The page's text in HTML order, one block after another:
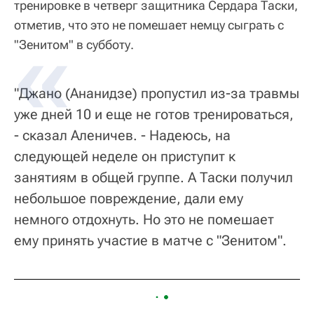
тренировке в четверг защитника Сердара Таски,
отметив, что это не помешает немцу сыграть с
"Зенитом" в субботу.
"Джано (Ананидзе) пропустил из-за травмы
уже дней 10 и еще не готов тренироваться,
- сказал Аленичев. - Надеюсь, на
следующей неделе он приступит к
занятиям в общей группе. А Таски получил
небольшое повреждение, дали ему
немного отдохнуть. Но это не помешает
ему принять участие в матче с "Зенитом".